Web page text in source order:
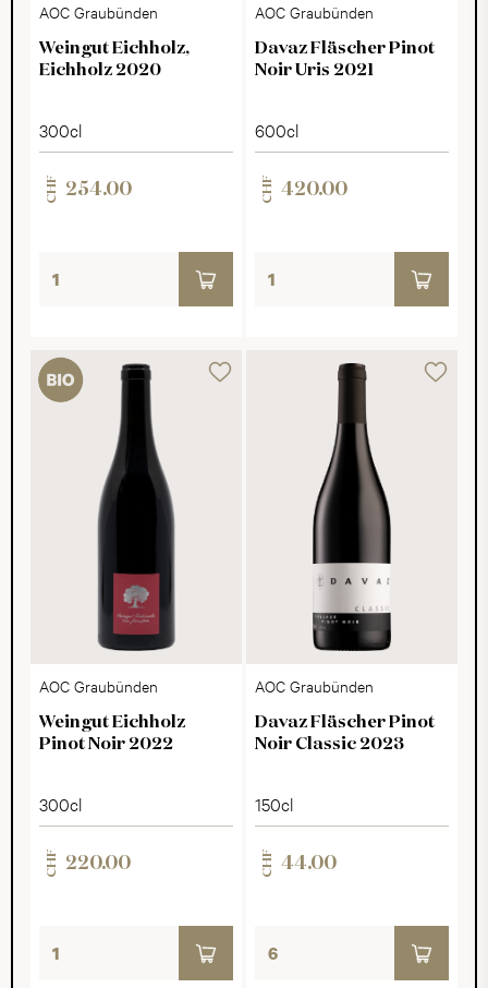
AOC Graubünden
Weingut Eichholz,
Eichholz 2020
300cl
CHF 254.00
AOC Graubünden
Davaz Fläscher Pinot
Noir Uris 2021
600cl
CHF 420.00
AOC Graubünden
Weingut Eichholz
Pinot Noir 2022
300cl
CHF 220.00
AOC Graubünden
Davaz Fläscher Pinot
Noir Classic 2023
150cl
CHF 44.00